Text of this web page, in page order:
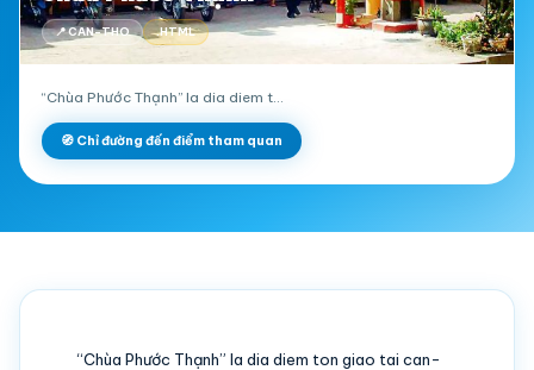
📍 CAN-THO .HTML
“Chùa Phước Thạnh” la dia diem t…
🧭 Chỉ đường đến điểm tham quan
“Chùa Phước Thạnh” la dia diem ton giao tai can-